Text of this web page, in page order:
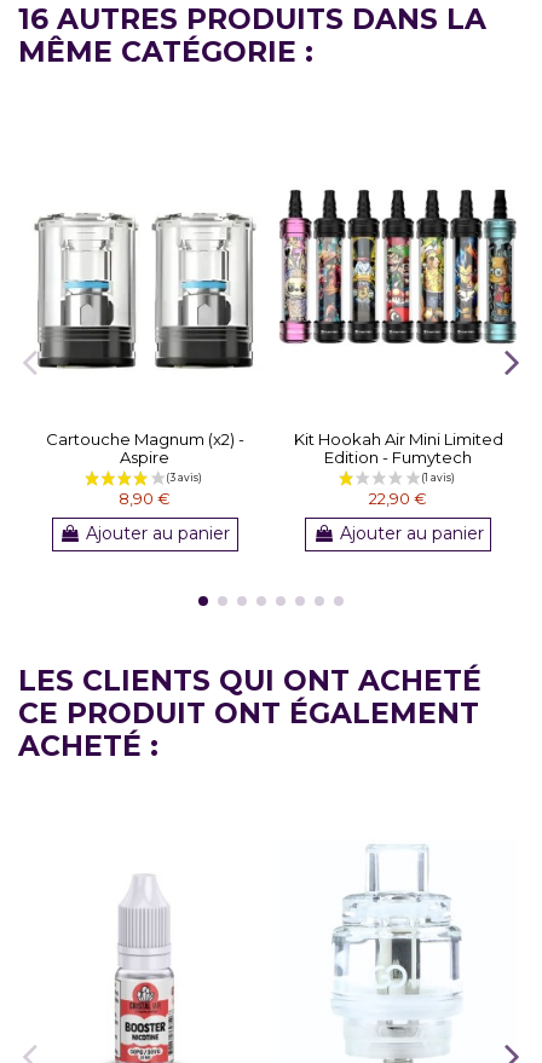
16 AUTRES PRODUITS DANS LA
MÊME CATÉGORIE :
Cartouche Magnum (x2) -
Aspire
8,90 €
Ajouter au panier
Kit Hookah Air Mini Limited
Edition - Fumytech
22,90 €
Ajouter au panier
LES CLIENTS QUI ONT ACHETÉ
CE PRODUIT ONT ÉGALEMENT
ACHETÉ :